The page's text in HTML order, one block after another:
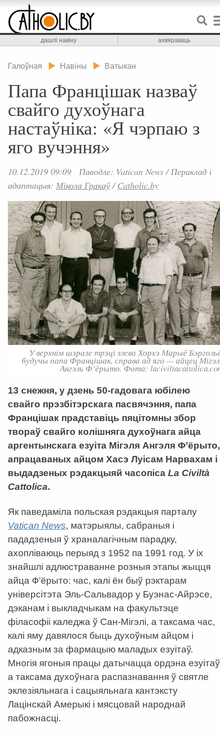
дашлі навіну ахвяраваць
Галоўная Навіны Ватыкан
Папа Францішак назваў
свайго духоўнага
настаўніка: «Я чэрпаю з
яго вучэння»
10.12.2019 09:09 Паводле: Vatican News/Пераклад і
адаптацыя: Мікола Гракаў/Catholic.by
У верхнім шэразе трэці злева Хорхэ Марыё
будучы папа Францішак, справа ад яго — айцец
Ангэль Ф’ёрыто. Фота:
13 снежня, у дзень 50-гадовага юбілею
свайго прэзбітэрскага пасвячэння, папа
Францішак прадставіць пяцітомны збор
твораў свайго колішняга духоўнага айца
аргентынскага езуіта Мігэля Ангэля Ф’ёрыто,
апрацаваных айцом Хасэ Луісам Нарвахам і
выдадзеных рэдакцыяй часопіса La Civiltà
Cattolica.
Як паведаміла польская рэдакцыя парталу
Vatican News, матэрыялы, сабраныя і
пададзеныя ў храналагічным парадку,
ахопліваюць перыяд з 1952 па 1991 год. У іх
знайшлі адлюстраванне розныя этапы жыцця
айца Ф’ёрыто: час, калі ён быў рэктарам
універсітэта Эль-Сальвадор у Буэнас-Айрэсе,
дэканам і выкладчыкам на факультэце
філасофіі каледжа ў Сан-Мігэлі, а таксама час,
калі яму давялося быць духоўным айцом і
адказным за фармацыю маладых езуітаў.
Многія ягоныя працы датычацца ордэна
а таксама духоўнага распазнавання ў святле
эклезіяльнага і сацыяльнага кантэксту
Лацінскай Амерыкі і мясцовай народнай
пабожнасці.